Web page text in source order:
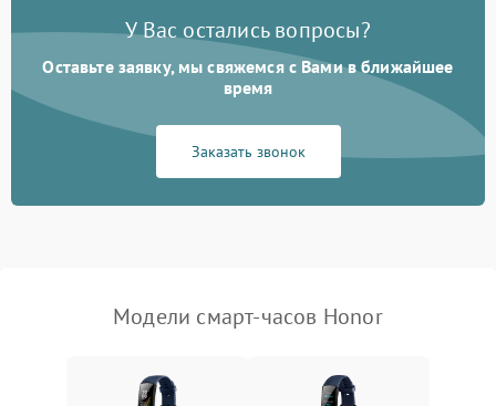
У Вас остались вопросы?
Оставьте заявку, мы свяжемся с Вами в ближайшее
время
Заказать звонок
Модели смарт-часов Honor